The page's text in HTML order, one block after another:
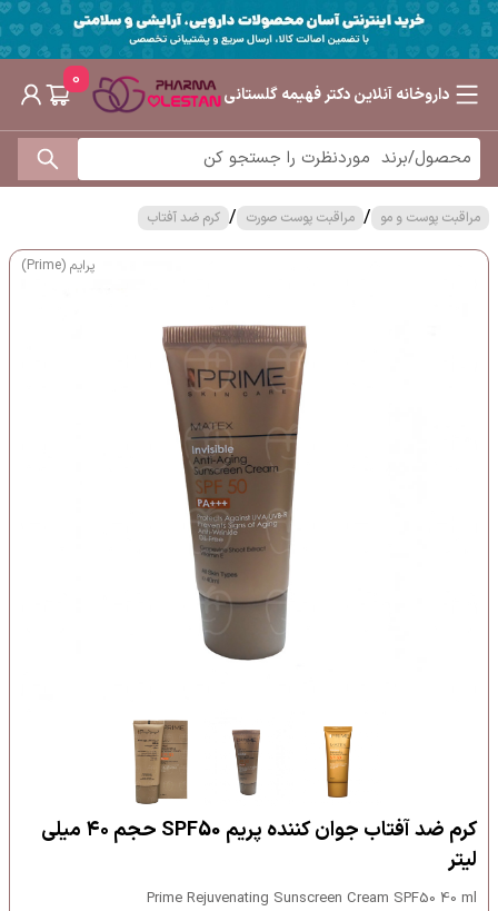
داروخانه آنلاین دکتر فهیمه گلستانی
0
مراقبت پوست و مو / مراقبت پوست صورت / کرم ضد آفتاب
پرایم (Prime)
کرم ضد آفتاب جوان کننده پریم SPF50 حجم ۴۰ میلی
لیتر
Prime Rejuvenating Sunscreen Cream SPF50 40 ml